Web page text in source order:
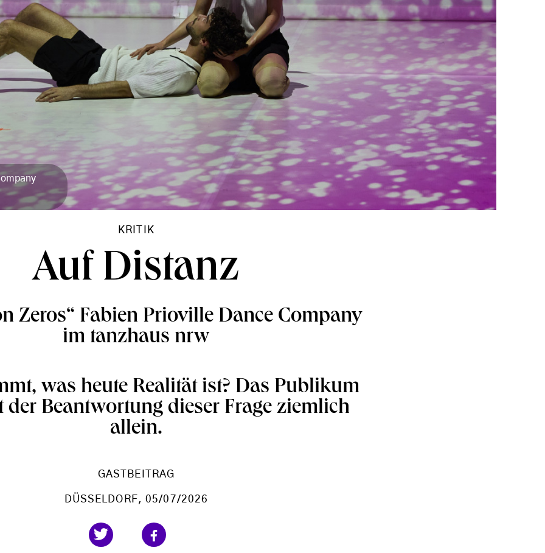
KRITIK
Auf Distanz
Zeros“ Fabien Prioville Dance Company
im tanzhaus nrw
was heute Realität ist? Das Publikum
der Beantwortung dieser Frage ziemlich
allein.
GASTBEITRAG
DÜSSELDORF , 05/07/2026